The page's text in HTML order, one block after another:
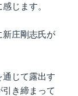
じます。
新庄剛志氏が
通じて露出す
き締まって